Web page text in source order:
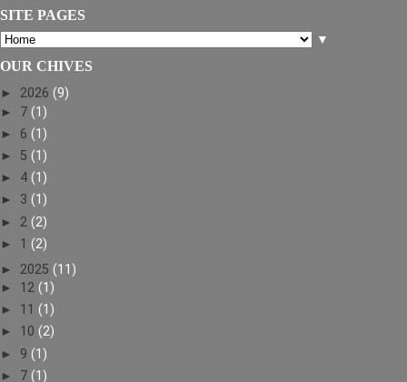
SITE PAGES
▼
OUR CHIVES
► 2026 (9)
► 7 (1)
► 6 (1)
► 5 (1)
► 4 (1)
► 3 (1)
► 2 (2)
► 1 (2)
► 2025 (11)
► 12 (1)
► 11 (1)
► 10 (2)
► 9 (1)
► 7 (1)